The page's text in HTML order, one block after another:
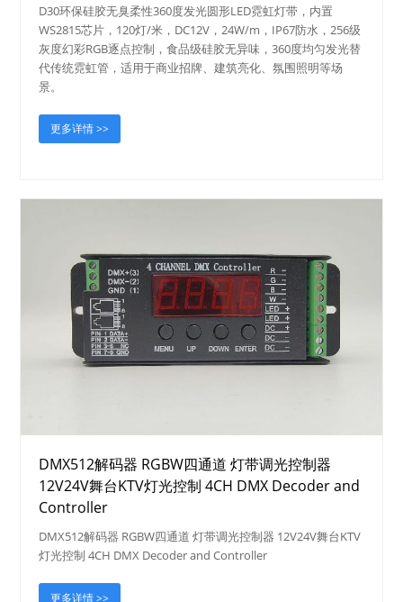
D30环保硅胶无臭柔性360度发光圆形LED霓虹灯带，内置
WS2815芯片，120灯/米，DC12V，24W/m，IP67防水，256级
灰度幻彩RGB逐点控制，食品级硅胶无异味，360度均匀发光替
代传统霓虹管，适用于商业招牌、建筑亮化、氛围照明等场
景。
更多详情 >>
DMX512解码器 RGBW四通道 灯带调光控制器
12V24V舞台KTV灯光控制 4CH DMX Decoder and
Controller
DMX512解码器 RGBW四通道 灯带调光控制器 12V24V舞台KTV
灯光控制 4CH DMX Decoder and Controller
更多详情 >>